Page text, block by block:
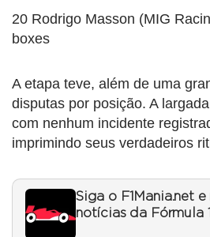
20 Rodrigo Masson (MIG
boxes
A etapa teve, além de uma
disputas por posição. A
com nenhum incidente
imprimindo seus verdadeiros
Siga o F1Mania.net
notícias da Fórmula